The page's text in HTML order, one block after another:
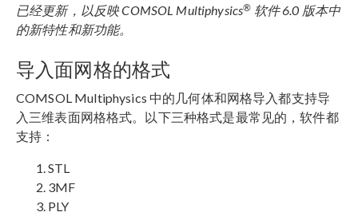
已经更新，以反映COMSOL Multiphysics® 软件6.0 版本中
的新特性和新功能。
导入面网格的格式
COMSOL Multiphysics 中的几何体和网格导入都支持导
入三维表面网格格式。以下三种格式是最常见的，软件都
支持：
STL
3MF
PLY